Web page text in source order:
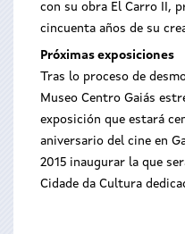
con su obra El Carro II,
cincuenta años de su
Próximas exposiciones
Tras lo proceso de
Museo Centro Gaiás
exposición que estará
aniversario del cine en
2015 inaugurar la que
Cidade da Cultura